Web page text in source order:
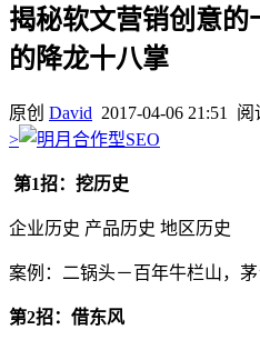
揭秘软文营销创意的
的降龙十八掌
原创 David 2017-04-06 21:51
阅
>
第1招：挖历史
企业历史 产品历史 地区历史
案例：二锅头－百年牛栏山，
第2招：借东风